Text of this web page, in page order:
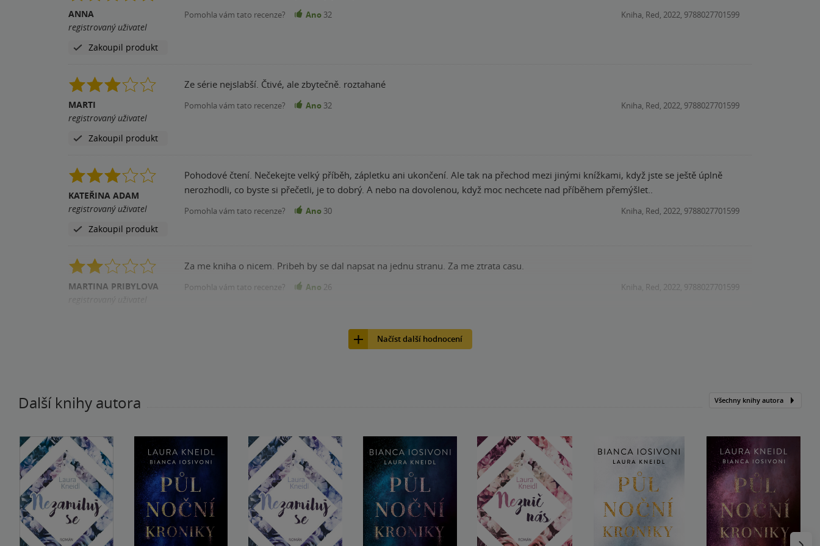
ANNA
registrovaný uživatel
Zakoupil produkt
Pomohla vám tato recenze? Ano 32 Kniha, Red, 2022, 9788027701599
MARTI
registrovaný uživatel
Zakoupil produkt
Ze série nejslabší. Čtivé, ale zbytečně. roztahané
Pomohla vám tato recenze? Ano 32 Kniha, Red, 2022, 9788027701599
KATEŘINA ADAM
registrovaný uživatel
Zakoupil produkt
Pohodové čtení. Nečekejte velký příběh, zápletku ani ukončení. Ale tak na přechod mezi jinými knížkami, když jste se ještě úplně
nerozhodli, co byste si přečetli, je to dobrý. A nebo na dovolenou, když moc nechcete nad příběhem přemýšlet..
Pomohla vám tato recenze? Ano 30 Kniha, Red, 2022, 9788027701599
MARTINA PRIBYLOVA
Za me kniha o nicem. Pribeh by se dal napsat na jednu stranu. Za me ztrata casu.
Pomohla vám tato recenze? Ano 26 Kniha, Red, 2022, 9788027701599
Načíst další hodnocení
Další knihy autora Všechny knihy autora